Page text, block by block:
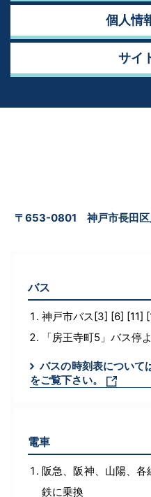
個人情
サイ
〒653-0801 神戸市長田
バス
神戸市バス[3] [6] [11]
「房王寺町5」バス停
バスの時刻表について
をご覧下さい。
電車
阪急、阪神、山陽、
鉄に乗換